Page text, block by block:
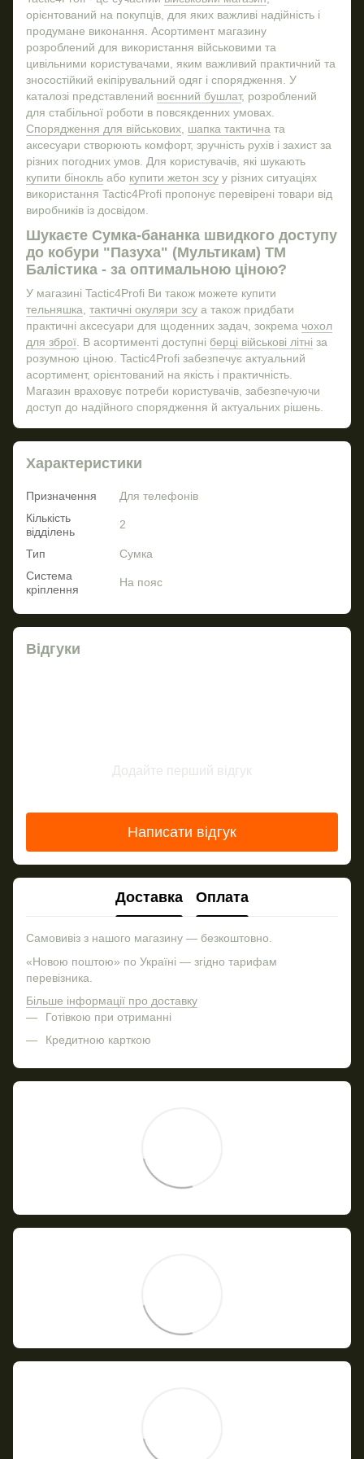
Військові прапори
Тактичні рюкзак
Військова форма одягу купити
Підсумок для аптечки купити
Шолом воєнний
Купити запальничку
Тактичний блокнот
Куртка військова купити
Термобілизна ціна
Купити підсумок для аптечки
Військовий комбінезон
Купити військове спорядження
Браслет для військових
Купити обкладинку на посвідчення офіцера
Купити магніт
орієнтований на покупців, для яких важливі надійність і
продумане виконання. Асортимент магазину
розроблений для використання військовими та
цивільними користувачами, яким важливий практичний та
зносостійкий екіпірувальний одяг і спорядження. У
каталозі представлений воєнний бушлат, розроблений
для стабільної роботи в повсякденних умовах.
Спорядження для військових шапка тактична та
аксесуари створюють комфорт, зручність рухів і захист за
різних погодних умов. Для користувачів, які шукають
купити бінокль або купити жетон зсу у різних ситуаціях
використання Tactic4Profi пропонує перевірені товари від
виробників із досвідом.
Шукаєте Сумка-бананка швидкого доступу
до кобури "Пазуха" (Мультикам) ТМ
Балістика - за оптимальною ціною?
У магазині Tactic4Profi Ви також можете купити
тельняшка, тактичні окуляри зсу а також придбати
практичні аксесуари для щоденних задач, зокрема чохол
для зброї. В асортименті доступні берці військові літні за
розумною ціною. Tactic4Profi забезпечує актуальний
асортимент, орієнтований на якість і практичність.
Магазин враховує потреби користувачів, забезпечуючи
доступ до надійного спорядження й актуальних рішень.
Характеристики
Призначення
Для телефонів
Кількість
відділень
2
Тип
Сумка
Система
кріплення
На пояс
Відгуки
Додайте перший відгук
Написати відгук
Доставка Оплата
Самовивіз з нашого магазину — безкоштовно.
«Новою поштою» по Україні — згідно тарифам
перевізника.
Більше інформації про доставку
Готівкою при отриманні
Кредитною карткою